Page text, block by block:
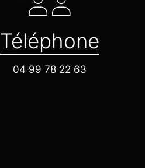
Téléphone
04 99 78 22 63